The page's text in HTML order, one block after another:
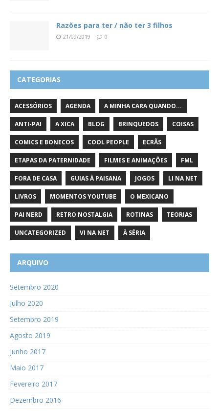
Razões para ter / não ter 3 filhos
21/09/2019 0
CATEGORIAS
ACESSÓRIOS AGENDA A MINHA CARA QUANDO...
ANTI-PAI A XICA BLOG BRINQUEDOS COISAS
COMICS E BONECOS COOL PEOPLE ECRÃS
ETAPAS DA PATERNIDADE FILMES E ANIMAÇÕES FML
FORA DE CASA GUIAS À PAISANA JOGOS LI NA NET
LIVROS MOMENTOS YOUTUBE O MEXICANO
PAI NERD RETRO NOSTALGIA ROTINAS TEORIAS
UNCATEGORIZED VI NA NET À SÉRIA
ARQUIVO
Setembro 2020
Julho 2020
Setembro 2019
Agosto 2019
Junho 2017
Maio 2017
Fevereiro 2017
Dezembro 2016